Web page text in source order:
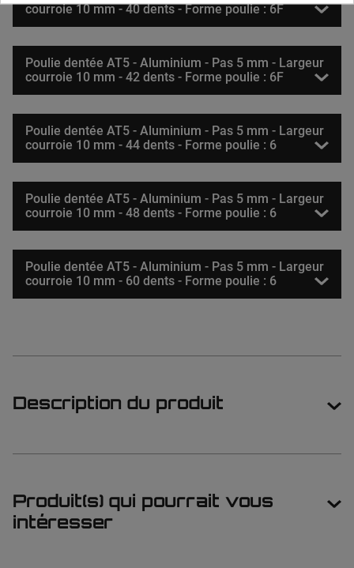
courroie 10 mm - 40 dents - Forme poulie : 6F
Poulie dentée AT5 - Aluminium - Pas 5 mm - Largeur
courroie 10 mm - 42 dents - Forme poulie : 6F
Poulie dentée AT5 - Aluminium - Pas 5 mm - Largeur
courroie 10 mm - 44 dents - Forme poulie : 6
Poulie dentée AT5 - Aluminium - Pas 5 mm - Largeur
courroie 10 mm - 48 dents - Forme poulie : 6
Poulie dentée AT5 - Aluminium - Pas 5 mm - Largeur
courroie 10 mm - 60 dents - Forme poulie : 6
Description du produit
Produit(s) qui pourrait vous
intéresser